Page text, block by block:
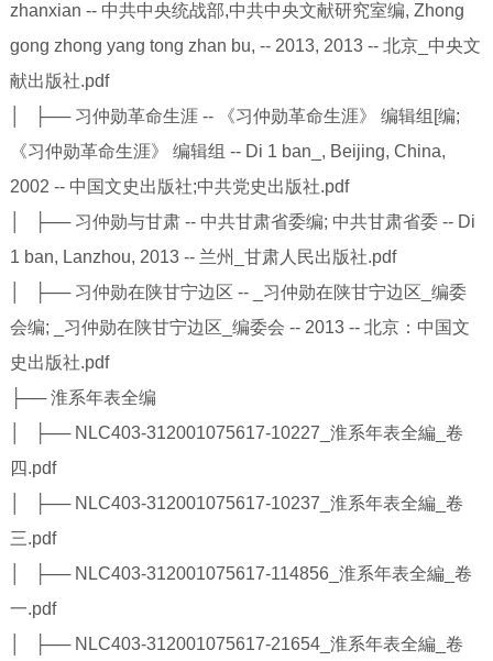
zhanxian -- 中共中央统战部,中共中央文献研究室编, Zhong
gong zhong yang tong zhan bu, -- 2013, 2013 -- 北京_中央文
献出版社.pdf
│ ├── 习仲勋革命生涯 -- 《习仲勋革命生涯》 编辑组[编;
《习仲勋革命生涯》 编辑组 -- Di 1 ban_, Beijing, China,
2002 -- 中国文史出版社;中共党史出版社.pdf
│ ├── 习仲勋与甘肃 -- 中共甘肃省委编; 中共甘肃省委 -- Di
1 ban, Lanzhou, 2013 -- 兰州_甘肃人民出版社.pdf
│ ├── 习仲勋在陕甘宁边区 -- _习仲勋在陕甘宁边区_编委
会编; _习仲勋在陕甘宁边区_编委会 -- 2013 -- 北京：中国文
史出版社.pdf
├── 淮系年表全编
│ ├── NLC403-312001075617-10227_淮系年表全編_卷
四.pdf
│ ├── NLC403-312001075617-10237_淮系年表全編_卷
三.pdf
│ ├── NLC403-312001075617-114856_淮系年表全編_卷
一.pdf
│ ├── NLC403-312001075617-21654_淮系年表全編_卷